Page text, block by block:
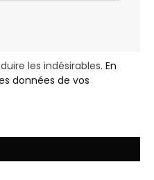
les indésirables. En
données de vos